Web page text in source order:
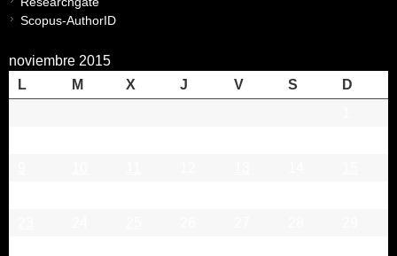
Scopus-AuthorID
noviembre 2015
L
M X J V S
D